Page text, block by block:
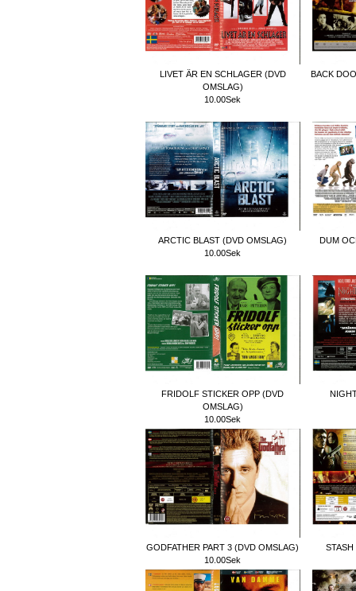
LIVET ÄR EN SCHLAGER (DVD
OMSLAG)
10.00Sek
BACK
ARCTIC BLAST (DVD OMSLAG)
10.00Sek
DUM
FRIDOLF STICKER OPP (DVD
OMSLAG)
10.00Sek
GODFATHER PART 3 (DVD OMSLAG)
10.00Sek